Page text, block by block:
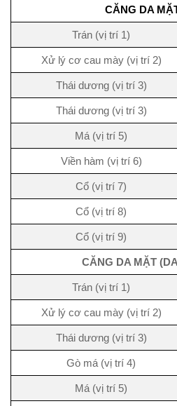
CĂNG DA
Trán (vị trí 1)
Xử lý cơ cau mày (vị trí 2)
Thái dương (vị trí 3)
Thái dương (vị trí 3)
Má (vị trí 5)
Viền hàm (vị trí 6)
Cổ (vị trí 7)
Cổ (vị trí 8)
Cổ (vị trí 9)
CĂNG DA MẶT
Trán (vị trí 1)
Xử lý cơ cau mày (vị trí 2)
Thái dương (vị trí 3)
Gò má (vị trí 4)
Má (vị trí 5)